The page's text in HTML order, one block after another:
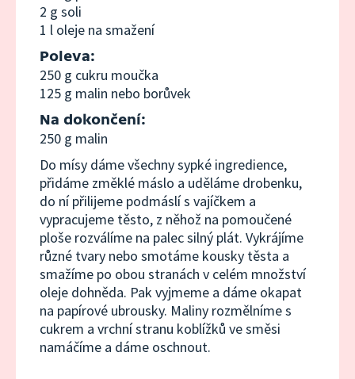
2 g soli
1 l oleje na smažení
Poleva:
250 g cukru moučka
125 g malin nebo borůvek
Na dokončení:
250 g malin
Do mísy dáme všechny sypké ingredience,
přidáme změklé máslo a uděláme drobenku,
do ní přilijeme podmáslí s vajíčkem a
vypracujeme těsto, z něhož na pomoučené
ploše rozválíme na palec silný plát. Vykrájíme
různé tvary nebo smotáme kousky těsta a
smažíme po obou stranách v celém množství
oleje dohněda. Pak vyjmeme a dáme okapat
na papírové ubrousky. Maliny rozmělníme s
cukrem a vrchní stranu koblížků ve směsi
namáčíme a dáme oschnout.